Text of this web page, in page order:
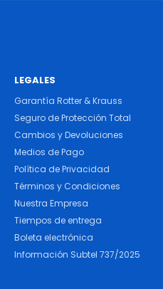
LEGALES
Garantía Rotter & Krauss
Seguro de Protección Total
Cambios y Devoluciones
Medios de Pago
Política de Privacidad
Términos y Condiciones
Nuestra Empresa
Tiempos de entrega
Boleta electrónica
Información Subtel 737/2025